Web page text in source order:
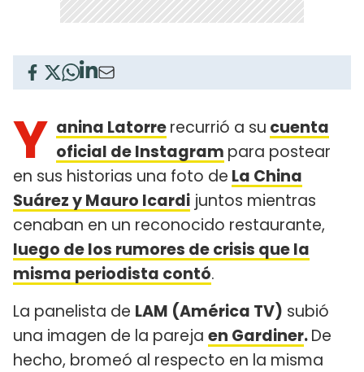
Y anina Latorrerecurrió a su cuenta
oficial de Instagram para postear
en sus historias una foto de La China
Suárez y Mauro Icardi juntos mientras
cenaban en un reconocido restaurante,
luego de los rumores de crisis que la
misma periodista contó.
La panelista de LAM (América TV) subió
una imagen de la pareja en Gardiner.De
hecho, bromeó al respecto en la misma